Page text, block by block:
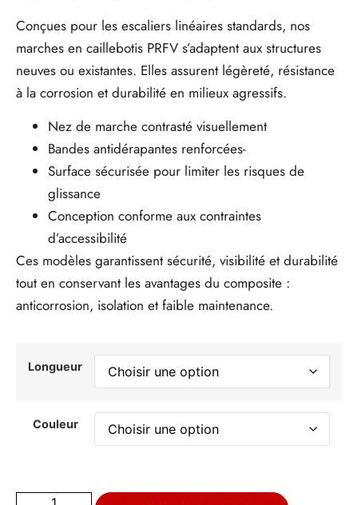
Conçues pour les escaliers linéaires standards, nos
marches en caillebotis PRFV s’adaptent aux structures
neuves ou existantes. Elles assurent légèreté, résistance
à la corrosion et durabilité en milieux agressifs.
Nez de marche contrasté visuellement
Bandes antidérapantes renforcées-
Surface sécurisée pour limiter les risques de
glissance
Conception conforme aux contraintes
d’accessibilité
Ces modèles garantissent sécurité, visibilité et durabilité
tout en conservant les avantages du composite :
anticorrosion, isolation et faible maintenance.
Longueur
Couleur